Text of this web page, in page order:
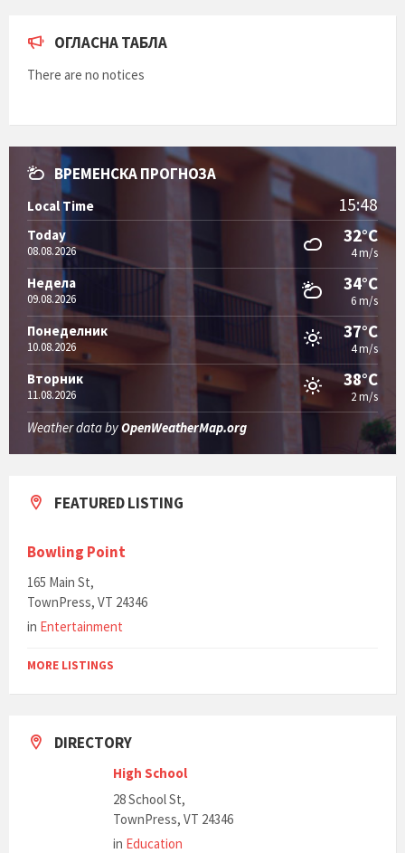
ОГЛАСНА ТАБЛА
There are no notices
ВРЕМЕНСКА ПРОГНОЗА
Local Time 15:48
Today
08.08.2026
32°C
4 m/s
Недела
09.08.2026
34°C
6 m/s
Понеделник
10.08.2026
37°C
4 m/s
Вторник
11.08.2026
38°C
2 m/s
Weather data byOpenWeatherMap.org
FEATURED LISTING
Bowling Point
165 Main St,
TownPress, VT 24346
in Entertainment
MORE LISTINGS
DIRECTORY
High School
28 School St,
TownPress, VT 24346
in Education